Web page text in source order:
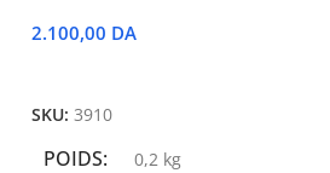
2.100,00 DA
SKU:3910
POIDS 0,2 kg